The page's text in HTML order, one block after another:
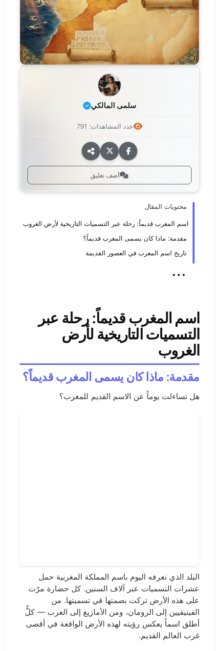
سلمى المالكي
عدد المشاهدات: 791
أضف تعليق
محتويات المقال
اسم المغرب قديماً: رحلة عبر التسميات التاريخية لأرض الغروب
مقدمة: ماذا كان يسمى المغرب قديماً؟
تاريخ اسم المغرب في العصور القديمة
...
اسم المغرب قديماً: رحلة عبر
التسميات التاريخية لأرض
الغروب
مقدمة: ماذا كان يسمى المغرب قديماً؟
هل تساءلت يوماً عن الاسم القديم للمغرب؟
البلد الذي نعرفه اليوم باسم المملكة المغربية حمل
عشرات التسميات عبر آلاف السنين. كل حضارة مرّت
على هذه الأرض تركت بصمتها في تسميتها. من
الفينيقيين إلى الرومان، ومن الأمازيغ إلى العرب — كلٌّ
أطلق اسماً يعكس رؤيته لهذه الأرض الواقعة في أقصى
غرب العالم القديم.